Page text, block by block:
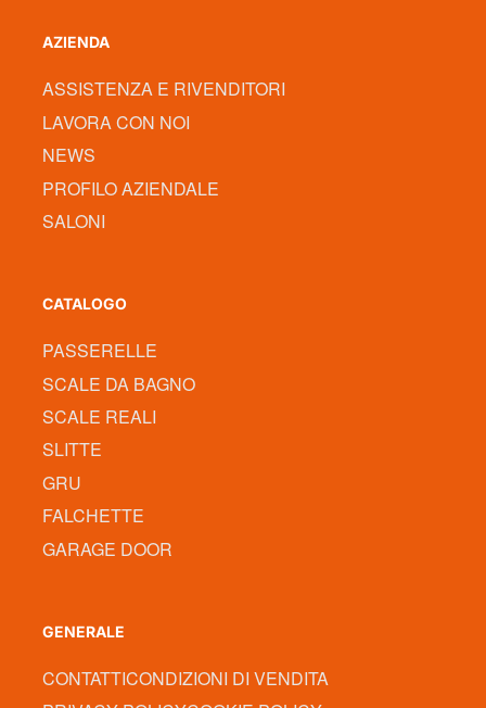
AZIENDA
ASSISTENZA E RIVENDITORI
LAVORA CON NOI
NEWS
PROFILO AZIENDALE
SALONI
CATALOGO
PASSERELLE
SCALE DA BAGNO
SCALE REALI
SLITTE
GRU
FALCHETTE
GARAGE DOOR
GENERALE
CONTATTICONDIZIONI DI VENDITA